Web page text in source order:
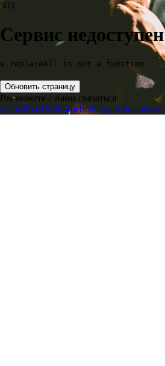
503
Сервис недоступен
e.replaceAll is not a function
Обновить страницу
Вы можете с нами связаться:
+7 (499) 418-00-40ebr@expert-business.ru